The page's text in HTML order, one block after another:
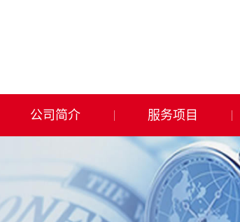
公司简介 服务项目